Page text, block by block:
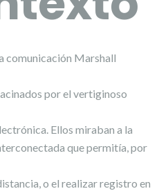
comunicación Marshall
por el vertiginoso
Ellos miraban a la
que permitía, por
o el realizar registro en